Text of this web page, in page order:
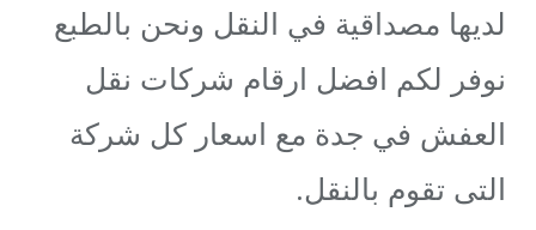
لديها مصداقية في النقل ونحن بالطبع
نوفر لكم افضل ارقام شركات نقل
العفش في جدة مع اسعار كل شركة
التى تقوم بالنقل.